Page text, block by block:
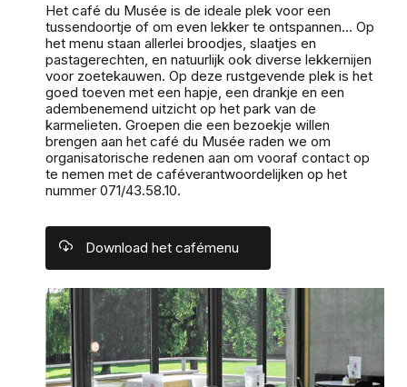
Het café du Musée is de ideale plek voor een
tussendoortje of om even lekker te ontspannen... Op
het menu staan allerlei broodjes, slaatjes en
pastagerechten, en natuurlijk ook diverse lekkernijen
voor zoetekauwen. Op deze rustgevende plek is het
goed toeven met een hapje, een drankje en een
adembenemend uitzicht op het park van de
karmelieten. Groepen die een bezoekje willen
brengen aan het café du Musée raden we om
organisatorische redenen aan om vooraf contact op
te nemen met de caféverantwoordelijken op het
nummer 071/43.58.10.
Download het cafémenu